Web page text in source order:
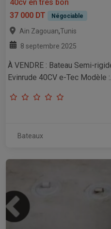
40cv en tres bon
37 000 DT
Négociable
Ain Zagouan,Tunis
8 septembre 2025
À VENDRE : Bateau Semi-
Evinrude 40CV e-Tec Modèle :...
Bateaux